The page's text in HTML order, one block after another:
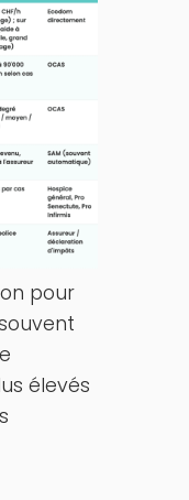
pour
élevés